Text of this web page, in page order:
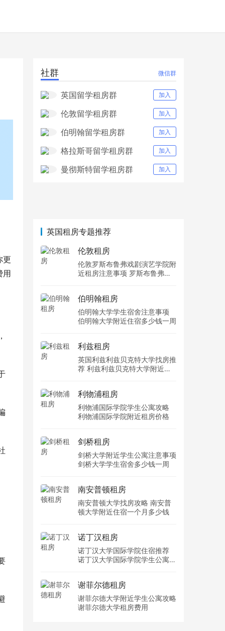
更
用
社群 微信群
英国留学租房群 加入
伦敦留学租房群 加入
伯明翰留学租房群 加入
格拉斯哥留学租房群 加入
曼彻斯特留学租房群 加入
英国租房专题推荐
伦敦租房
伦敦罗斯布鲁弗戏剧演艺学院附
近租房注意事项 罗斯布鲁弗戏
伯明翰租房
伯明翰大学学生宿舍注意事项
伯明翰大学附近住宿多少钱一周
利兹租房
英国利兹利兹贝克特大学找房推
荐 利兹利兹贝克特大学附近住
利物浦租房
利物浦国际学院学生公寓攻略
利物浦国际学院附近租房价格
剑桥租房
剑桥大学附近学生公寓注意事项
剑桥大学学生宿舍多少钱一周
南安普顿租房
南安普顿大学找房攻略 南安普
顿大学附近住宿一个月多少钱
诺丁汉租房
诺丁汉大学国际学院住宿推荐
诺丁汉大学国际学院学生公寓多
谢菲尔德租房
谢菲尔德大学附近学生公寓攻略
谢菲尔德大学租房费用